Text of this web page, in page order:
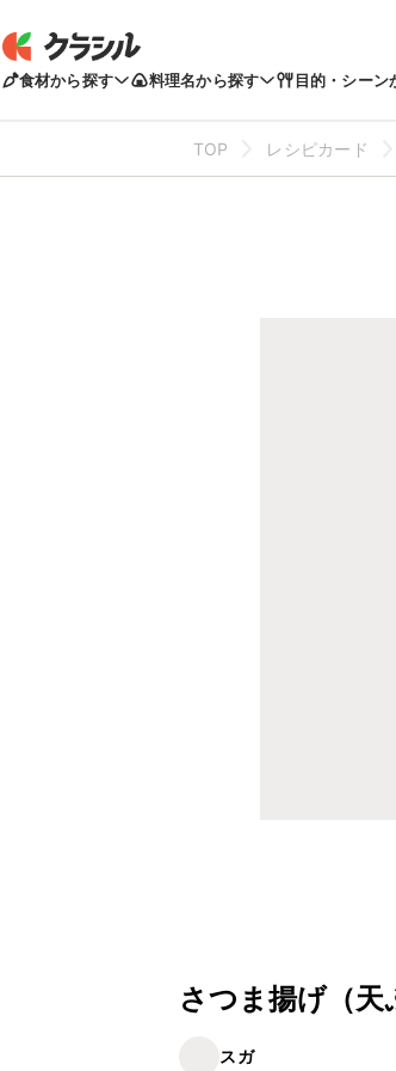
食材から探す 料理名から探す 目的・シーン
TOP レシピカード
さつま揚げ（
スガ